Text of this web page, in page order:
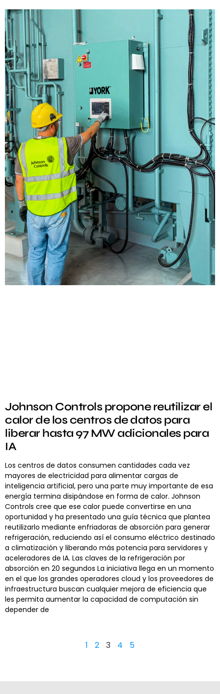
Johnson Controls propone reutilizar el
calor de los centros de datos para
liberar hasta 97 MW adicionales para
IA
Los centros de datos consumen cantidades cada vez
mayores de electricidad para alimentar cargas de
inteligencia artificial, pero una parte muy importante de esa
energía termina disipándose en forma de calor. Johnson
Controls cree que ese calor puede convertirse en una
oportunidad y ha presentado una guía técnica que plantea
reutilizarlo mediante enfriadoras de absorción para generar
refrigeración, reduciendo así el consumo eléctrico destinado
a climatización y liberando más potencia para servidores y
aceleradores de IA. Las claves de la refrigeración por
absorción en 20 segundos La iniciativa llega en un momento
en el que los grandes operadores cloud y los proveedores de
infraestructura buscan cualquier mejora de eficiencia que
les permita aumentar la capacidad de computación sin
depender de
1 2 3 4 5